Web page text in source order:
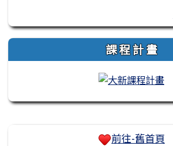
課 程 計 畫
前往-舊首頁